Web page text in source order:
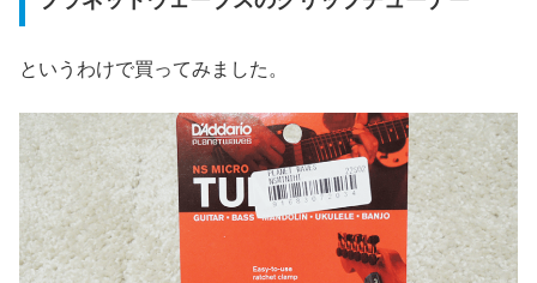
というわけで買ってみました。